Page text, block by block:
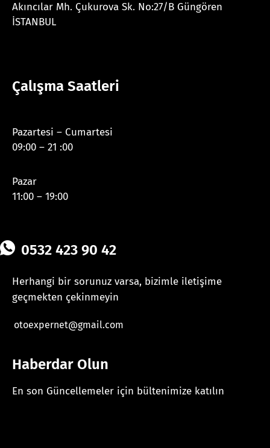
Akıncılar Mh. Çukurova Sk. No:27/B Güngören
İSTANBUL
Çalışma Saatleri
Pazartesi – Cumartesi
09:00 – 21 :00
Pazar
11:00 – 19:00
0532 423 90 42
Herhangi bir sorunuz varsa, bizimle iletişime
geçmekten çekinmeyin
otoexpernet@gmail.com
Haberdar Olun
En son Güncellemeler için bültenimize katılın